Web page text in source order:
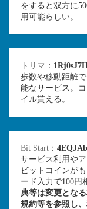
をすると双方に
用可能らしい。
トリマ ：
歩数や移動距離
能なサービス。
イル貰える。
Bit Start ： 4EQJAb
サービス利用や
ビットコインが
ード入力で100
典等は変更とな
規約等を参照し